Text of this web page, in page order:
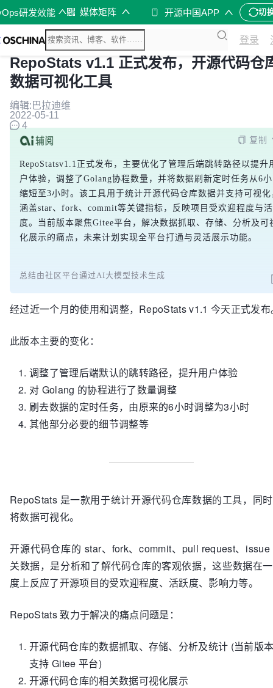
研发效能 媒体矩阵 开源中国APP 切
登录
RepoStats v1.1 正式发布，开源代码仓
数据可视化工具
编辑:巴拉迪维
2022-05-11
4
复制
RepoStatsv1.1正式发布，主要优化了管理后端跳转路径以提升
户体验，调整了Golang协程数量，并将数据刷新定时任务从6
缩短至3小时。该工具用于统计开源代码仓库数据并支持可视化
涵盖star、fork、commit等关键指标，反映项目受欢迎程度与
度。当前版本聚焦Gitee平台，解决数据抓取、存储、分析及可
化展示的痛点，未来计划实现全平台打通与灵活展示功能。
总结由社区平台通过AI大模型技术生成
经过近一个月的使用和调整，RepoStats v1.1 今天正式发布
此版本主要的变化：
调整了管理后端默认的跳转路径，提升用户体验
对 Golang 的协程进行了数量调整
刷去数据的定时任务，由原来的6小时调整为3小时
其他部分必要的细节调整等
RepoStats 是一款用于统计开源代码仓库数据的工具，同
将数据可视化。
开源代码仓库的 star、fork、commit、pull request、issue
关数据，是分析和了解代码仓库的客观依据，这些数据在
度上反应了开源项目的受欢迎程度、活跃度、影响力等。
RepoStats 致力于解决的痛点问题是：
开源代码仓库的数据抓取、存储、分析及统计 (当前版
支持 Gitee 平台)
开源代码仓库的相关数据可视化展示